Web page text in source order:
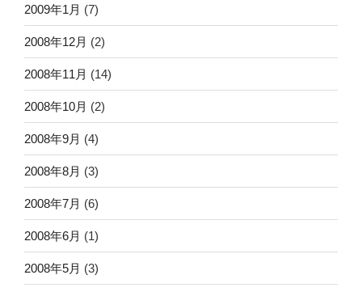
2009年1月 (7)
2008年12月 (2)
2008年11月 (14)
2008年10月 (2)
2008年9月 (4)
2008年8月 (3)
2008年7月 (6)
2008年6月 (1)
2008年5月 (3)